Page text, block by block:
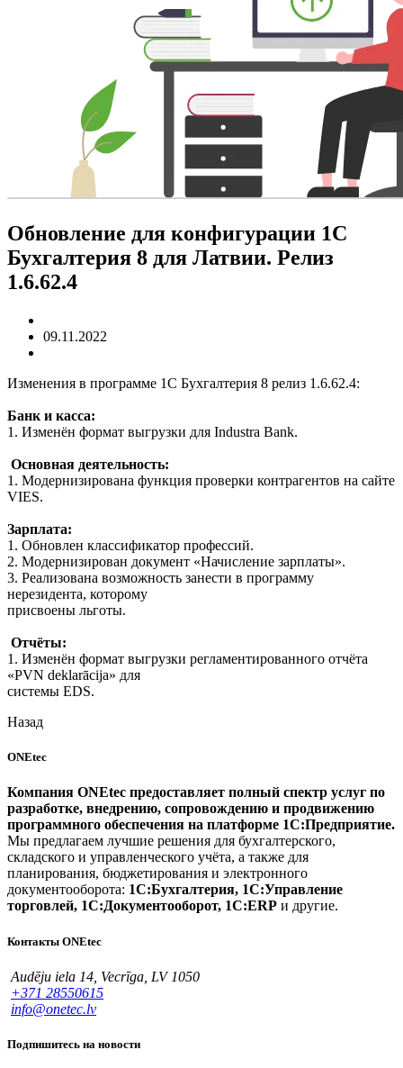
Обновление для конфигурации 1С
Бухгалтерия 8 для Латвии. Релиз
1.6.62.4
09.11.2022
Изменения в программе 1С Бухгалтерия 8 релиз 1.6.62.4:
Банк и касса:
1. Изменён формат выгрузки для Industra Bank.
Основная деятельность:
1. Модернизирована функция проверки контрагентов на сайте
VIES.
Зарплата:
1. Обновлен классификатор профессий.
2. Модернизирован документ «Начисление зарплаты».
3. Реализована возможность занести в программу
нерезидента, которому
присвоены льготы.
Отчёты:
1. Изменён формат выгрузки регламентированного отчёта
«PVN deklarācija» для
системы EDS.
Назад
ONEtec
Компания ONEtec предоставляет полный спектр услуг по
разработке, внедрению, сопровождению и продвижению
программного обеспечения на платформе 1С:Предприятие.
Мы предлагаем лучшие решения для бухгалтерского,
складского и управленческого учёта, а также для
планирования, бюджетирования и электронного
документооборота: 1С:Бухгалтерия, 1С:Управление
торговлей, 1С:Документооборот, 1С:ERP и другие.
Контакты ONEtec
Audēju iela 14, Vecrīga, LV 1050
+371 28550615
info@onetec.lv
Подпишитесь на новости